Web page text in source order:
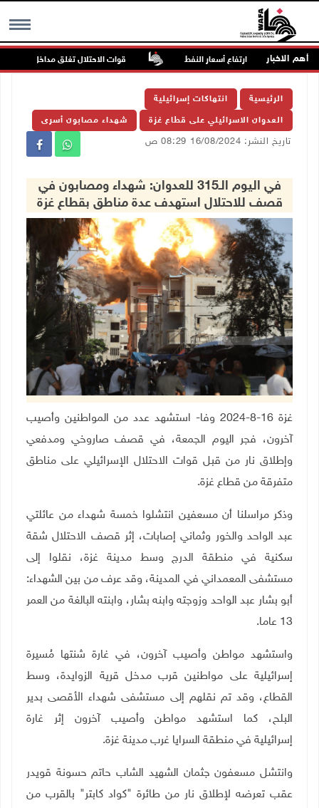
MENU أهم الاخبار ارتفاع أسعار النفط قوات الاحتلال تغلق مداخل يعبد جنوب
الرئيسية انتهاكات إسرائيلية
العدوان الاسرائيلي على قطاع غزة شهداء مصابون أسرى
تاريخ النشر: 16/08/2024 08:29 ص
في اليوم الـ315 للعدوان: شهداء ومصابون في
قصف للاحتلال استهدف عدة مناطق بقطاع غزة
غزة 16-8-2024 وفا- استشهد عدد من المواطنين وأصيب
آخرون، فجر اليوم الجمعة، في قصف صاروخي ومدفعي
وإطلاق نار من قبل قوات الاحتلال الإسرائيلي على مناطق
متفرقة من قطاع غزة.
وذكر مراسلنا أن مسعفين انتشلوا خمسة شهداء من عائلتي
عبد الواحد والخور وثماني إصابات، إثر قصف الاحتلال شقة
سكنية في منطقة الدرج وسط مدينة غزة، نقلوا إلى
مستشفى المعمداني في المدينة، وقد عرف من بين الشهداء:
أبو بشار عبد الواحد وزوجته وابنه بشار، وابنته البالغة من العمر
13 عاما.
واستشهد مواطن وأصيب آخرون، في غارة شنتها مُسيرة
إسرائيلية على مواطنين قرب مدخل قرية الزوايدة، وسط
القطاع، وقد تم نقلهم إلى مستشفى شهداء الأقصى بدير
البلح، كما استشهد مواطن وأصيب آخرون إثر غارة
إسرائيلية في منطقة السرايا غرب مدينة غزة.
وانتشل مسعفون جثمان الشهيد الشاب حاتم حسونة قويدر
عقب تعرضه لإطلاق نار من طائرة "كواد كابتر" بالقرب من